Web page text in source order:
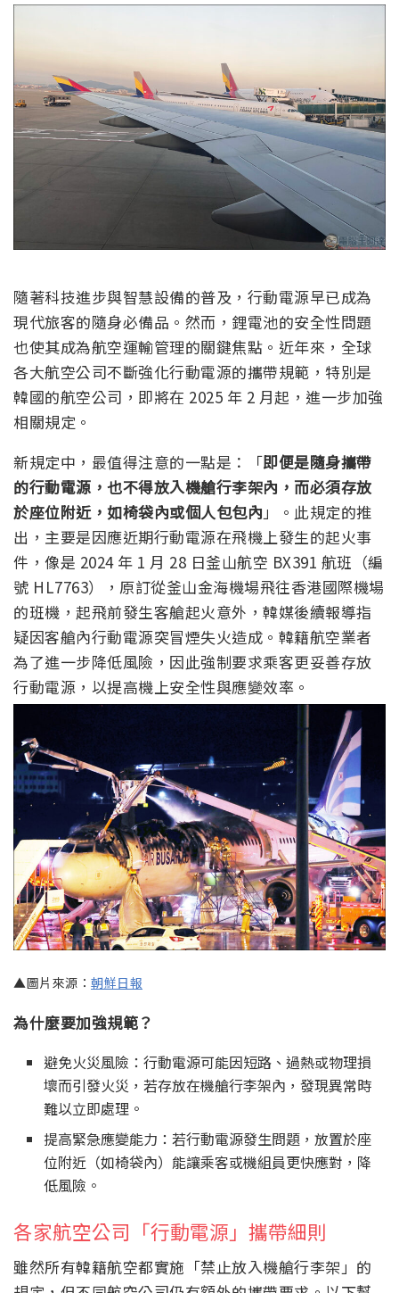
隨著科技進步與智慧設備的普及，行動電源早已成為
現代旅客的隨身必備品。然而，鋰電池的安全性問題
也使其成為航空運輸管理的關鍵焦點。近年來，全球
各大航空公司不斷強化行動電源的攜帶規範，特別是
韓國的航空公司，即將在 2025 年 2 月起，進一步加強
相關規定。
新規定中，最值得注意的一點是：「即便是隨身攜帶
的行動電源，也不得放入機艙行李架內，而必須存放
於座位附近，如椅袋內或個人包包內 」。此規定的推
出，主要是因應近期行動電源在飛機上發生的起火事
件，像是 2024 年 1 月 28 日釜山航空 BX391 航班（編
號 HL7763），原訂從釜山金海機場飛往香港國際機場
的班機，起飛前發生客艙起火意外，韓媒後續報導指
疑因客艙內行動電源突冒煙失火造成。韓籍航空業者
為了進一步降低風險，因此強制要求乘客更妥善存放
行動電源，以提高機上安全性與應變效率。
▲圖片來源： 朝鮮日報
為什麼要加強規範？
避免火災風險：行動電源可能因短路、過熱或物理損
壞而引發火災，若存放在機艙行李架內，發現異常時
難以立即處理。
提高緊急應變能力：若行動電源發生問題，放置於座
位附近（如椅袋內）能讓乘客或機組員更快應對，降
低風險。
各家航空公司「行動電源」攜帶細則
雖然所有韓籍航空都實施「禁止放入機艙行李架」的